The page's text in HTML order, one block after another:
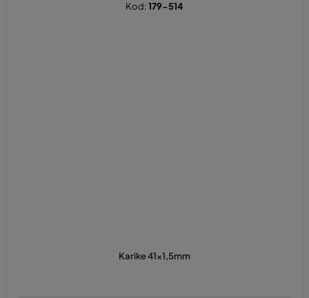
Karike 41x1,5mm
Kod:179-514